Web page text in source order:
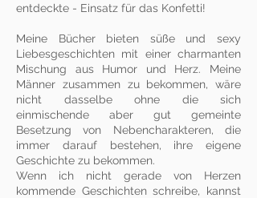
entdeckte - Einsatz für das Konfetti!
Meine Bücher bieten süße und sexy
Liebesgeschichten mit einer charmanten
Mischung aus Humor und Herz. Meine
Männer zusammen zu bekommen, wäre
nicht dasselbe ohne die sich
einmischende aber gut gemeinte
Besetzung von Nebencharakteren, die
immer darauf bestehen, ihre eigene
Geschichte zu bekommen.
Wenn ich nicht gerade von Herzen
kommende Geschichten schreibe, kannst